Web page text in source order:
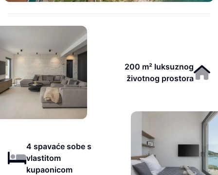
200 m² luksuznog
životnog prostora
4 spavaće sobe s
vlastitom
kupaonicom